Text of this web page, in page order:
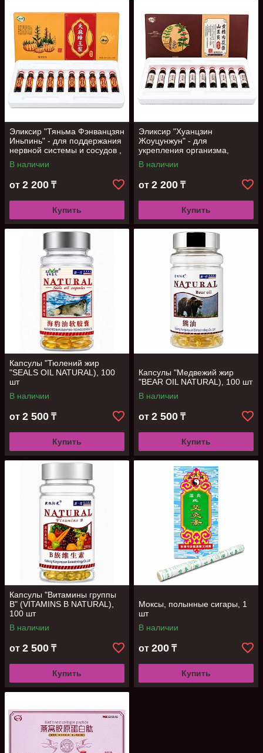
Эликсир "Тяньма Фэнванцзян
Иньпинь" - для поддержания
нервной системы и сосудов ,
10 фл
В наличии
от 2 200 ₸
Купить
Эликсир "Хуанцзин
Жоуцунжун" - для
укрепления организма,
поддержания тонуса и
энергии, 10 фл
В наличии
от 2 200 ₸
Купить
Капсулы "Тюлений жир
"SEALS OIL NATURAL), 100
шт
В наличии
от 2 500 ₸
Купить
Капсулы "Медвежий жир
"BEAR OIL NATURAL), 100 шт
В наличии
от 2 500 ₸
Купить
Капсулы "Витамины группы
В" (VITAMINS В NATURAL),
100 шт
В наличии
от 2 500 ₸
Купить
Моксы, полынные сигары, 1
шт
В наличии
от 200 ₸
Купить